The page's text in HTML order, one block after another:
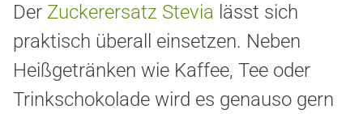
Der Zuckerersatz Stevia lässt sich
praktisch überall einsetzen. Neben
Heißgetränken wie Kaffee, Tee oder
Trinkschokolade wird es genauso gern